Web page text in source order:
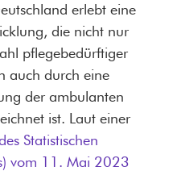
Ratgeber für Pflegeanbieter
erlebt eine
die nicht nur
pflegebedürftiger
auch durch eine
der ambulanten
ist. Laut einer
Statistischen
vom 11. Mai 2023